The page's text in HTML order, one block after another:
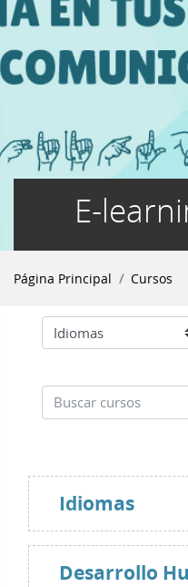
E-
Página Principal Cursos
Categorías
Buscar cursos
Idiomas
Desarrollo